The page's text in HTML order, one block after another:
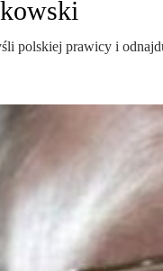
polskiej prawicy i